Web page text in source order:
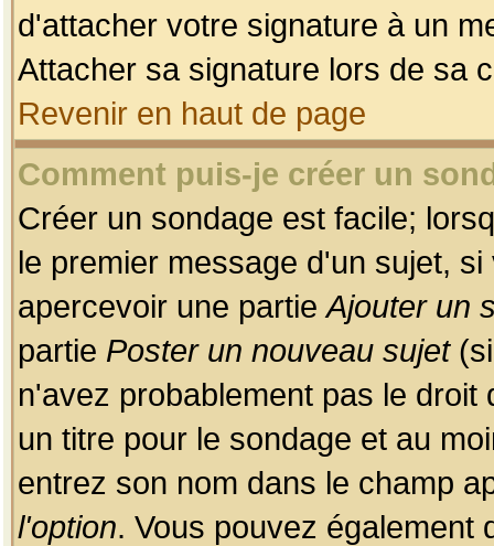
d'attacher votre signature à un
Attacher sa signature lors de sa
Revenir en haut de page
Comment puis-je créer un
Créer un sondage est facile;
le premier message d'un sujet,
apercevoir une partieAjouter un
partie Poster un nouveau sujet(si
n'avez probablement pas le
un titre pour le sondage et au
entrez son nom dans le champ
l'option. Vous pouvez également